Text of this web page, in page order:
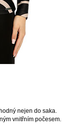
nejen do saka.
vnitřním počesem.